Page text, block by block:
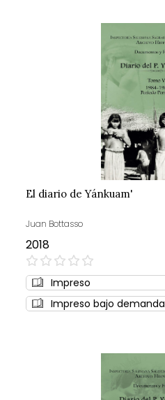
El diario de Yánkuam'
Juan Bottasso
2018
0%
Impreso
Impreso bajo demanda